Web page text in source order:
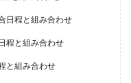
日程と組み合わせ
程と組み合わせ
と組み合わせ